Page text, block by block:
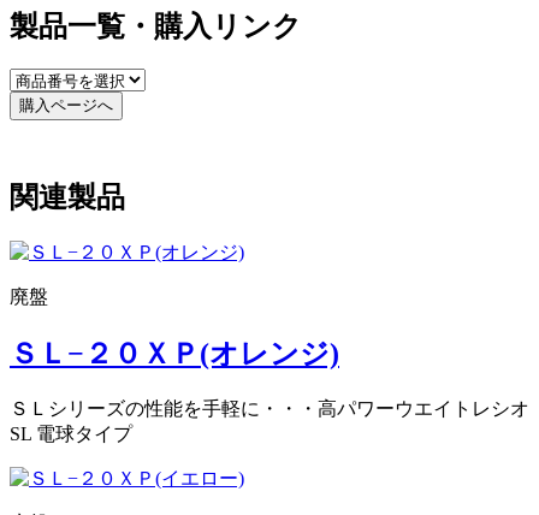
製品一覧・購入リンク
購入ページへ
関連製品
廃盤
ＳＬ−２０ＸＰ(オレンジ)
ＳＬシリーズの性能を手軽に・・・高パワーウエイトレシオ
SL 電球タイプ